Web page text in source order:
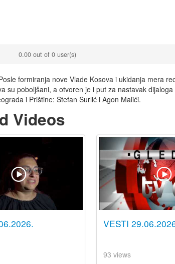
0.00 out of 0 user(s)
formiranja nove Vlade Kosova i ukidanja mera
su poboljšani, a otvoren je i put za nastavak
i Prištine: Stefan Surlić i Agon Malići.
Videos
VESTI
93 views